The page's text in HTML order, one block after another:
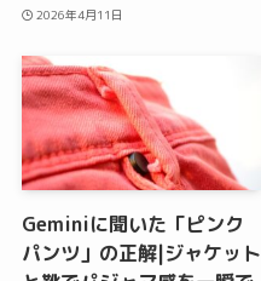
2026年4月11日
Geminiに聞いた「ピンク
パンツ」の正解|ジャケット